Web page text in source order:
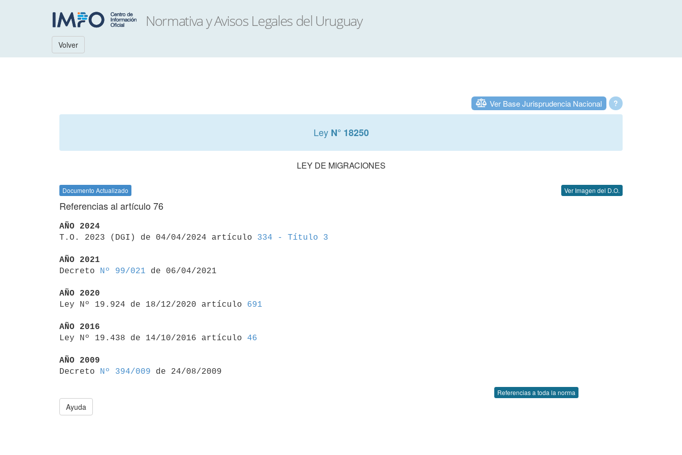
Volver
?
Ver Base Jurisprudencia Nacional
Ley N° 18250
LEY DE MIGRACIONES
Documento Actualizado Ver Imagen del D.O.
Referencias al artículo 76
AÑO 2024
T.O. 2023 (DGI) de 04/04/2024 artículo 334 - Título 3
AÑO 2021
Decreto
Nº 99/021 de 06/04/2021
AÑO 2020
Ley Nº 19.924 de 18/12/2020 artículo 691
AÑO 2016
Ley Nº 19.438 de 14/10/2016 artículo 46
AÑO 2009
Decreto
Nº 394/009
Referencias a toda la norma
Ayuda